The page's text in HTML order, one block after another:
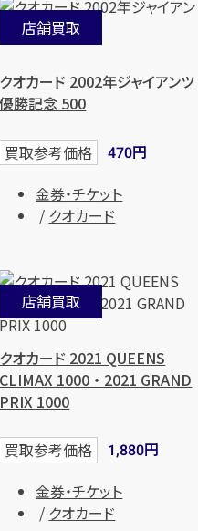
定金額をお伝えいた
店舗買取
クオカード 2002年ジャイアンツ
優勝記念 500
買取参考価格 470円
金券・チケット
クオカード
店舗買取
クオカード 2021 QUEENS
CLIMAX 1000 ・ 2021 GRAND
PRIX 1000
買取参考価格 1,880円
金券・チケット
クオカード